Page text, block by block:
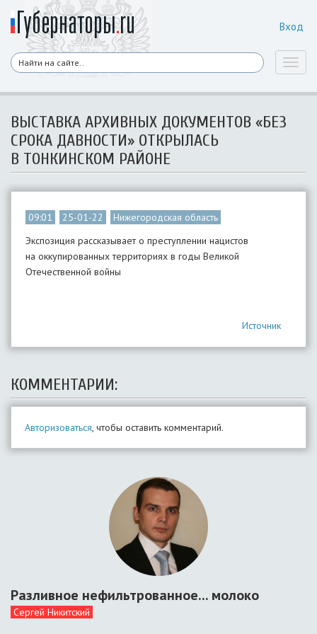
Вход
ВЫСТАВКА АРХИВНЫХ ДОКУМЕНТОВ «БЕЗ
СРОКА ДАВНОСТИ» ОТКРЫЛАСЬ
В ТОНКИНСКОМ РАЙОНЕ
09:01 25-01-22
Нижегородская область
Экспозиция рассказывает о преступлении нацистов
на оккупированных территориях в годы Великой
Отечественной войны
Источник
КОММЕНТАРИИ:
Авторизоваться, чтобы оставить комментарий.
Разливное нефильтрованное... молоко
Сергей Никитский